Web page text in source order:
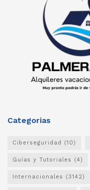
Categorias
Ciberseguridad (10)
Guías y Tutoriales (4)
Internacionales (3142)